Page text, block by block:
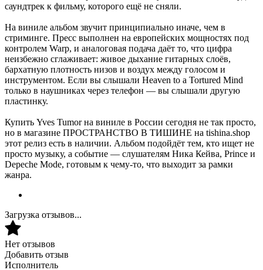
саундтрек к фильму, которого ещё не сняли.
На виниле альбом звучит принципиально иначе, чем в
стриминге. Пресс выполнен на европейских мощностях под
контролем Warp, и аналоговая подача даёт то, что цифра
неизбежно сглаживает: живое дыхание гитарных слоёв,
бархатную плотность низов и воздух между голосом и
инструментом. Если вы слышали Heaven to a Tortured Mind
только в наушниках через телефон — вы слышали другую
пластинку.
Купить Yves Tumor на виниле в России сегодня не так просто,
но в магазине ПРОСТРАНСТВО В ТИШИНЕ на tishina.shop
этот релиз есть в наличии. Альбом подойдёт тем, кто ищет не
просто музыку, а событие — слушателям Ника Кейва, Prince и
Depeche Mode, готовым к чему-то, что выходит за рамки
жанра.
Загрузка отзывов...
Нет отзывов
Добавить отзыв
Исполнитель